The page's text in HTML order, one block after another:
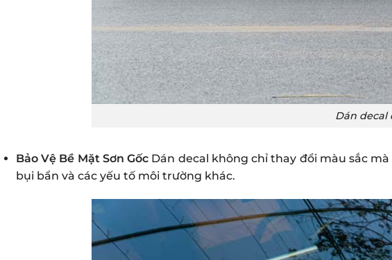
Dán decal
Bảo Vệ Bề Mặt Sơn Gốc Dán decal không chỉ thay đổi màu sắc
bụi bẩn và các yếu tố môi trường khác.